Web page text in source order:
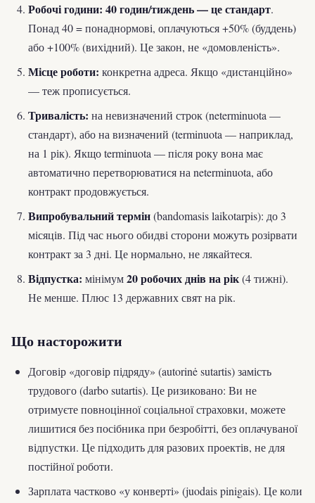
Робочі години: 40 годин/тиждень — це стандарт.
Понад 40 = понаднормові, оплачуються +50% (буддень)
або +100% (вихідний). Це закон, не «домовленість».
Місце роботи: конкретна адреса. Якщо «дистанційно»
— теж прописується.
Тривалість: на невизначений строк (neterminuota —
стандарт), або на визначений (terminuota — наприклад,
на 1 рік). Якщо terminuota — після року вона має
автоматично перетворюватися на neterminuota, або
контракт продовжується.
Випробувальний термін(bandomasis laikotarpis): до 3
місяців. Під час нього обидві сторони можуть розірвати
контракт за 3 дні. Це нормально, не лякайтеся.
Відпустка: мінімум20 робочих днів на рік(4 тижні).
Не менше. Плюс 13 державних свят на рік.
Що насторожити
Договір «договір підряду» (autorinė sutartis) замість
трудового (darbo sutartis). Це ризиковано: Ви не
отримуєте повноцінної соціальної страховки, можете
лишитися без посібника при безробітті, без оплачуваної
відпустки. Це підходить для разових проектів, не для
постійної роботи.
Зарплата частково «у конверті» (juodais pinigais). Це коли